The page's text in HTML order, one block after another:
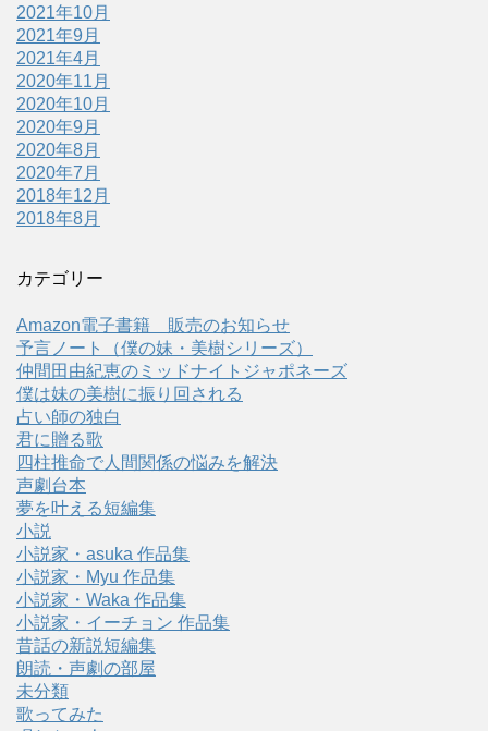
2021年10月
2021年9月
2021年4月
2020年11月
2020年10月
2020年9月
2020年8月
2020年7月
2018年12月
2018年8月
カテゴリー
Amazon電子書籍 販売のお知らせ
予言ノート（僕の妹・美樹シリーズ）
仲間田由紀恵のミッドナイトジャポネーズ
僕は妹の美樹に振り回される
占い師の独白
君に贈る歌
四柱推命で人間関係の悩みを解決
声劇台本
夢を叶える短編集
小説
小説家・asuka 作品集
小説家・Myu 作品集
小説家・Waka 作品集
小説家・イーチョン 作品集
昔話の新説短編集
朗読・声劇の部屋
未分類
歌ってみた